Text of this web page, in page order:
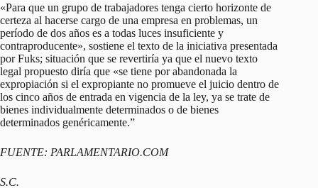
«Para que un grupo de trabajadores tenga cierto horizonte de
certeza al hacerse cargo de una empresa en problemas, un
período de dos años es a todas luces insuficiente y
contraproducente», sostiene el texto de la iniciativa presentada
por Fuks; situación que se revertiría ya que el nuevo texto
legal propuesto diría que «se tiene por abandonada la
expropiación si el expropiante no promueve el juicio dentro de
los cinco años de entrada en vigencia de la ley, ya se trate de
bienes individualmente determinados o de bienes
determinados genéricamente.”
FUENTE: PARLAMENTARIO.COM
S.C.